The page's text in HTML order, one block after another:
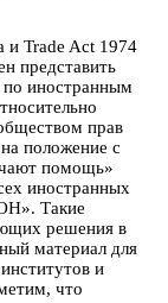
Trade Act 1974
представить
по иностранным
прав
положение с
помощь»
иностранных
Такие
решения в
материал для
и
что